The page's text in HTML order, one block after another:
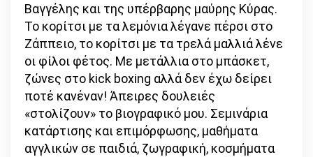
Βαγγέλης και της υπέρβαρης μαύρης Κύρας.
Το κορίτσι με τα λεμόνια λέγανε πέρσι στο
Ζάππειο, το κορίτσι με τα τρελά μαλλιά λένε
οι φίλοι φέτος. Με μετάλλια στο μπάσκετ,
ζώνες στο kick boxing αλλά δεν έχω δείρει
ποτέ κανέναν! Άπειρες δουλειές
«στολίζουν» το βιογραφικό μου. Σεμινάρια
κατάρτισης και επιμόρφωσης, μαθήματα
αγγλικών σε παιδιά, ζωγραφική, κοσμήματα